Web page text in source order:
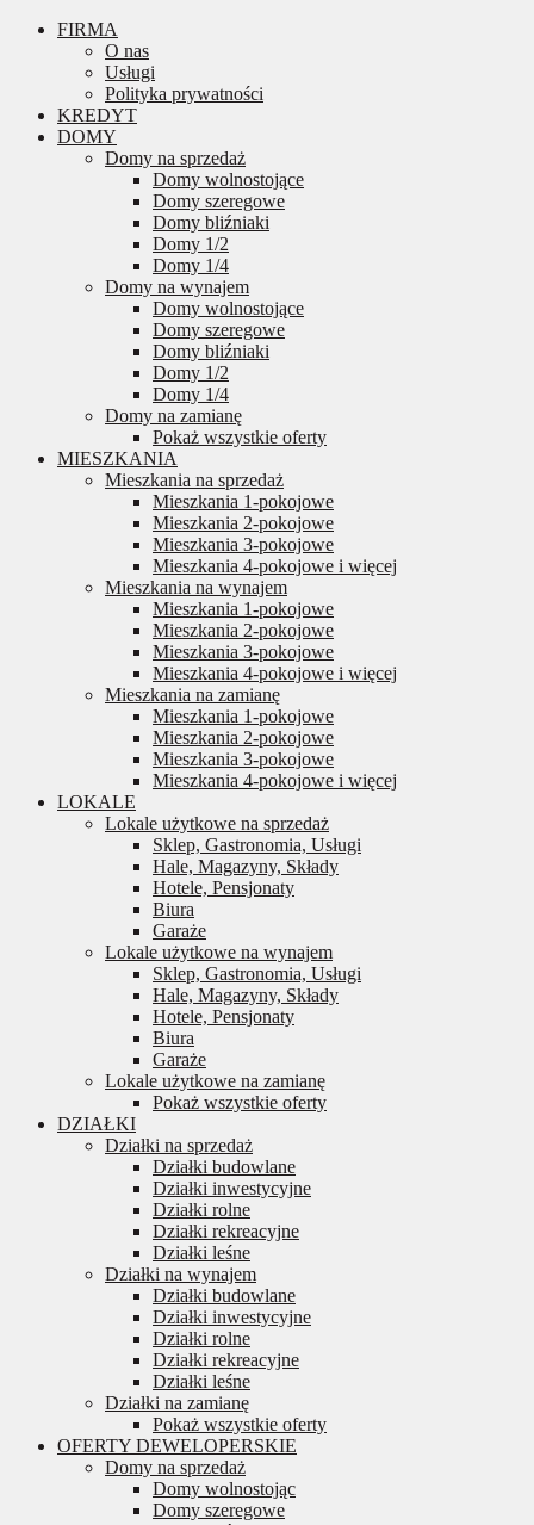
FIRMA
O nas
Usługi
Polityka prywatności
KREDYT
DOMY
Domy na sprzedaż
Domy wolnostojące
Domy szeregowe
Domy bliźniaki
Domy 1/2
Domy 1/4
Domy na wynajem
Domy wolnostojące
Domy szeregowe
Domy bliźniaki
Domy 1/2
Domy 1/4
Domy na zamianę
Pokaż wszystkie oferty
MIESZKANIA
Mieszkania na sprzedaż
Mieszkania 1-pokojowe
Mieszkania 2-pokojowe
Mieszkania 3-pokojowe
Mieszkania 4-pokojowe i więcej
Mieszkania na wynajem
Mieszkania 1-pokojowe
Mieszkania 2-pokojowe
Mieszkania 3-pokojowe
Mieszkania 4-pokojowe i więcej
Mieszkania na zamianę
Mieszkania 1-pokojowe
Mieszkania 2-pokojowe
Mieszkania 3-pokojowe
Mieszkania 4-pokojowe i więcej
LOKALE
Lokale użytkowe na sprzedaż
Sklep, Gastronomia, Usługi
Hale, Magazyny, Składy
Hotele, Pensjonaty
Biura
Garaże
Lokale użytkowe na wynajem
Sklep, Gastronomia, Usługi
Hale, Magazyny, Składy
Hotele, Pensjonaty
Biura
Garaże
Lokale użytkowe na zamianę
Pokaż wszystkie oferty
DZIAŁKI
Działki na sprzedaż
Działki budowlane
Działki inwestycyjne
Działki rolne
Działki rekreacyjne
Działki leśne
Działki na wynajem
Działki budowlane
Działki inwestycyjne
Działki rolne
Działki rekreacyjne
Działki leśne
Działki na zamianę
Pokaż wszystkie oferty
OFERTY DEWELOPERSKIE
Domy na sprzedaż
Domy wolnostojąc
Domy szeregowe